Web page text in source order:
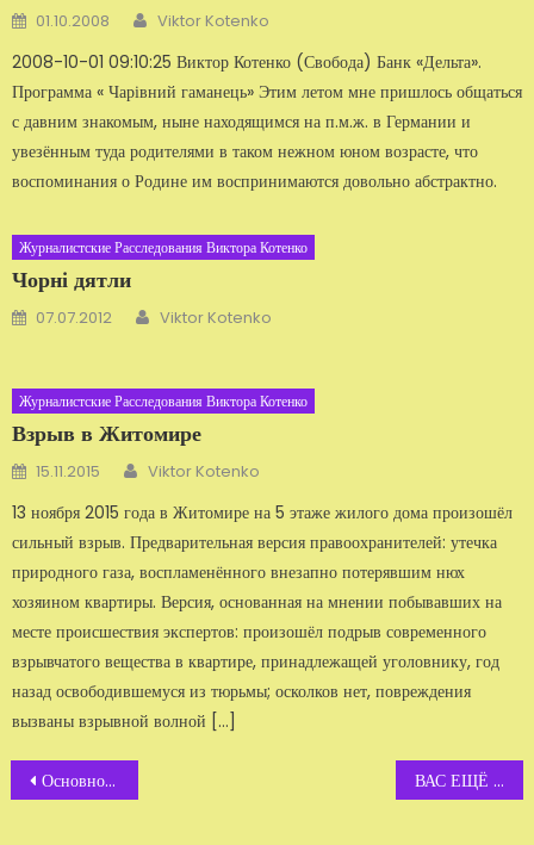
Добавлено
01.10.2008 Автор
Viktor Kotenko
2008-10-01 09:10:25 Виктор Котенко (Свобода) Банк «Дельта».
Программа « Чарівний гаманець» Этим летом мне пришлось общаться
с дав­ним знакомым, ныне находящимся на п.м.ж. в Германии и
увезённым туда ро­дителями в таком нежном юном возрасте, что
воспоминания о Родине им воспринима­ются довольно абстрактно.
Журналистские Расследования Виктора Котенко
Чорні дятли
Добавлено
07.07.2012 Автор
Viktor Kotenko
Журналистские Расследования Виктора Котенко
Взрыв в Житомире
Добавлено
15.11.2015 Автор
Viktor Kotenko
13 ноября 2015 года в Житомире на 5 этаже жилого дома произошёл
сильный взрыв. Предварительная версия правоохранителей: утечка
природного газа, воспламенённого внезапно потерявшим нюх
хозяином квартиры. Версия, основанная на мнении побывавших на
месте происшествия экспертов: произошёл подрыв современного
взрывчатого вещества в квартире, принадлежащей уголовнику, год
назад освободившемуся из тюрьмы; осколков нет, повреждения
вызваны взрывной волной […]
Навигация
Основной инстинкт ВАС ЕЩЁ НЕ ПРОДАЛИ? ТОГДА МЫ ИДЁМ К ВАМ!